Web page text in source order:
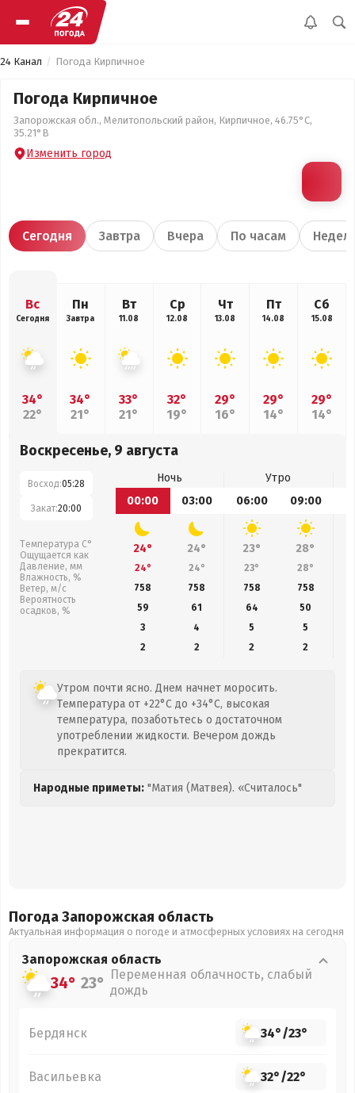
24 Канал Погода Кирпичное
Погода Кирпичное
Запорожская обл., Мелитопольский район, Кирпичное, 46.75°С,
35.21°В
Изменить город
Сегодня Завтра Вчера По часам
Вс
Сегодня
34°
22°
Пн
Завтра
34°
21°
Вт
11.08
33°
21°
Ср
12.08
32°
19°
Чт
13.08
29°
16°
Пт
14.08
29°
14°
Сб
15.08
29°
14°
Воскресенье, 9 августа
Восход:05:28
Закат:20:00
Температура С°
Ощущается как
Давление, мм
Влажность, %
Ветер, м/с
Вероятность
осадков, %
Ночь
Утро
00:00
03:00 06:00 09:00
24° 24° 23° 28°
24° 24° 23° 28°
758
758 758 758
59
61 64 50
3
4 5
5
2
2 2 2
Утром почти ясно. Днем начнет моросить.
Температура от +22°C до +34°C, высокая
температура, позаботьтесь о достаточном
употреблении жидкости. Вечером дождь
прекратится.
Народные приметы: "Матия (Матвея). «Считалось"
Погода Запорожская область
Актуальная информация о погоде и атмосферных условиях на сегодня
Запорожская область
34° 23° Переменная облачность, слабый
дождь
Бердянск 34°/23°
Васильевка 32°/22°